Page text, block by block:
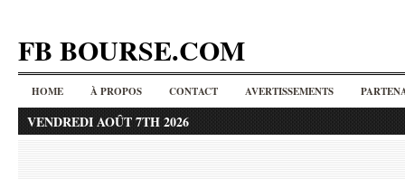
FB BOURSE.COM
HOME À PROPOS CONTACT AVERTISSEMENTS
VENDREDI AOÛT 7TH 2026